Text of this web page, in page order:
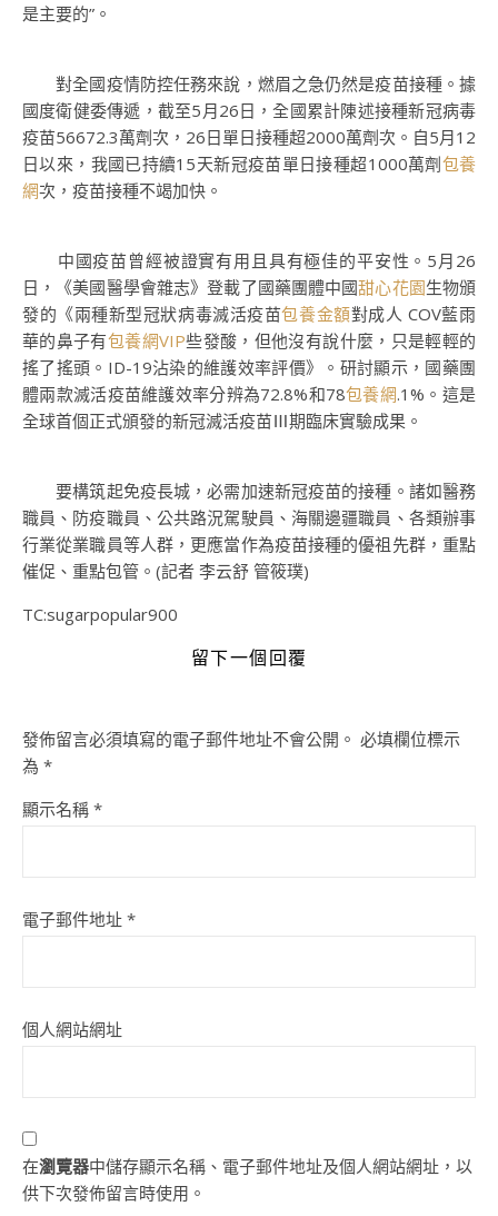
是主要的”。
對全國疫情防控任務來說，燃眉之急仍然是疫苗接種。據
國度衛健委傳遞，截至5月26日，全國累計陳述接種新冠病毒
疫苗56672.3萬劑次，26日單日接種超2000萬劑次。自5月12
日以來，我國已持續15天新冠疫苗單日接種超1000萬劑包養
網次，疫苗接種不竭加快。
中國疫苗曾經被證實有用且具有極佳的平安性。5月26
日，《美國醫學會雜志》登載了國藥團體中國甜心花園生物頒
發的《兩種新型冠狀病毒滅活疫苗包養金額對成人 COV藍雨
華的鼻子有包養網VIP些發酸，但他沒有說什麼，只是輕輕的
搖了搖頭。ID-19沾染的維護效率評價》。研討顯示，國藥團
體兩款滅活疫苗維護效率分辨為72.8%和78包養網.1%。這是
全球首個正式頒發的新冠滅活疫苗Ⅲ期臨床實驗成果。
要構筑起免疫長城，必需加速新冠疫苗的接種。諸如醫務
職員、防疫職員、公共路況駕駛員、海關邊疆職員、各類辦事
行業從業職員等人群，更應當作為疫苗接種的優祖先群，重點
催促、重點包管。(記者 李云舒 管筱璞)
TC:sugarpopular900
留下一個回覆
發佈留言必須填寫的電子郵件地址不會公開。 必填欄位標示
為 *
顯示名稱 *
電子郵件地址 *
個人網站網址
在瀏覽器中儲存顯示名稱、電子郵件地址及個人網站網址，以
供下次發佈留言時使用。